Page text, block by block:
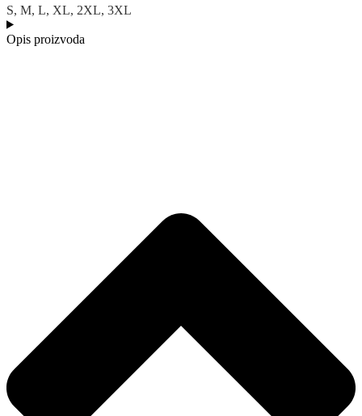
S, M, L, XL, 2XL, 3XL
Opis proizvoda